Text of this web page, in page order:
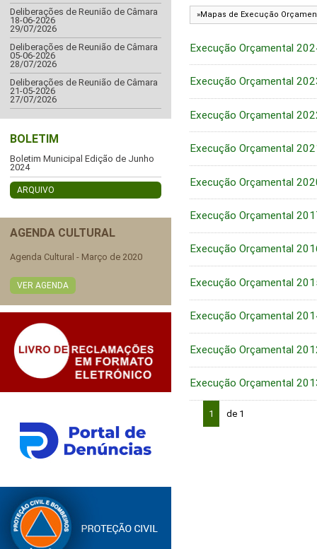
Deliberações de Reunião de Câmara
18-06-2026
29/07/2026
Deliberações de Reunião de Câmara
05-06-2026
28/07/2026
Deliberações de Reunião de Câmara
21-05-2026
27/07/2026
BOLETIM
Boletim Municipal Edição de Junho
2024
ARQUIVO
AGENDA CULTURAL
Agenda Cultural - Março de 2020
VER AGENDA
Execução Orçamental
Execução Orçamental
Execução Orçamental
Execução Orçamental
Execução Orçamental
Execução Orçamental
Execução Orçamental
Execução Orçamental
Execução Orçamental
Execução Orçamental
Execução Orçamental
1 de 1